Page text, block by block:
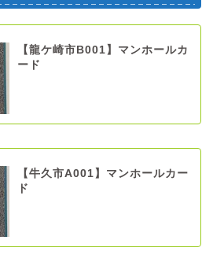
【龍ケ崎市B001】マンホールカ
ード
【牛久市A001】マンホールカー
ド